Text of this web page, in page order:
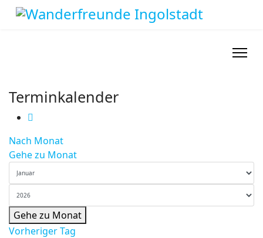
Terminkalender
Nach Monat
Gehe zu Monat
Gehe zu Monat
Vorheriger Tag